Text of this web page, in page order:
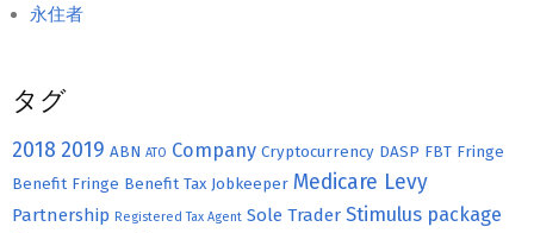
永住者
タグ
2018 2019 ABN ATO Company Cryptocurrency DASP FBT Fringe
Benefit Fringe Benefit Tax Jobkeeper Medicare Levy
Partnership Registered Tax Agent Sole Trader Stimulus package